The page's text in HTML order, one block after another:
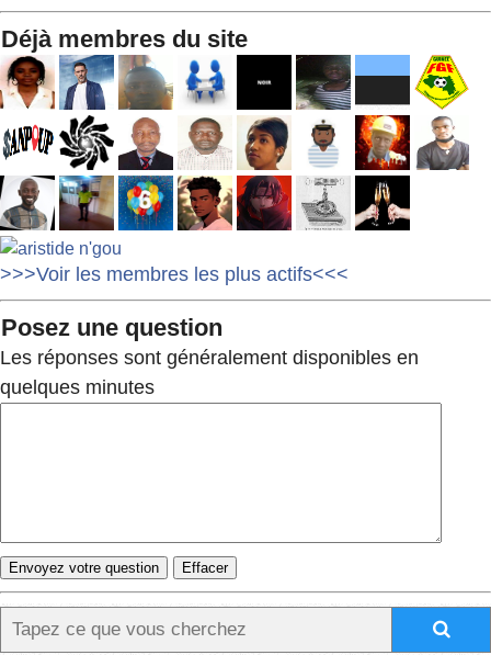
Déjà membres du site
>>>Voir les membres les plus actifs<<<
Posez une question
Les réponses sont généralement disponibles en
quelques minutes